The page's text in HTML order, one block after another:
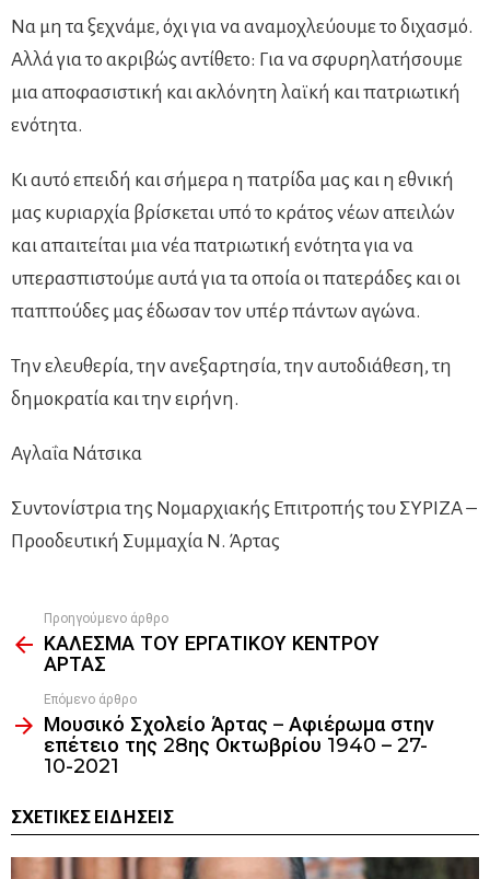
Να μη τα ξεχνάμε, όχι για να αναμοχλεύουμε το διχασμό.
Αλλά για το ακριβώς αντίθετο: Για να σφυρηλατήσουμε
μια αποφασιστική και ακλόνητη λαϊκή και πατριωτική
ενότητα.
Κι αυτό επειδή και σήμερα η πατρίδα μας και η εθνική
μας κυριαρχία βρίσκεται υπό το κράτος νέων απειλών
και απαιτείται μια νέα πατριωτική ενότητα για να
υπερασπιστούμε αυτά για τα οποία οι πατεράδες και οι
παππούδες μας έδωσαν τον υπέρ πάντων αγώνα.
Την ελευθερία, την ανεξαρτησία, την αυτοδιάθεση, τη
δημοκρατία και την ειρήνη.
Αγλαΐα Νάτσικα
Συντονίστρια της Νομαρχιακής Επιτροπής του ΣΥΡΙΖΑ –
Προοδευτική Συμμαχία Ν. Άρτας
more
Προηγούμενο άρθρο
ΚΑΛΕΣΜΑ ΤΟΥ ΕΡΓΑΤΙΚΟΥ ΚΕΝΤΡΟΥ
ΑΡΤΑΣ
Επόμενο άρθρο
Μουσικό Σχολείο Άρτας – Αφιέρωμα στην
επέτειο της 28ης Οκτωβρίου 1940 – 27-
10-2021
ΣΧΕΤΙΚΈΣ ΕΙΔΉΣΕΙΣ